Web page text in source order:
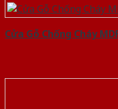
Cửa Gỗ Chống Cháy